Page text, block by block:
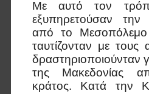
Με αυτό τον
εξυπηρετούσαν
από το Μεσοπόλεμο
ταυτίζονταν με τους
δραστηριοποιούνταν
της Μακεδονίας
κράτος. Κατά την